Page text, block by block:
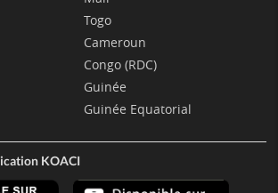
Togo
Cameroun
Congo (RDC)
Guinée
Guinée Equatorial
KOACI